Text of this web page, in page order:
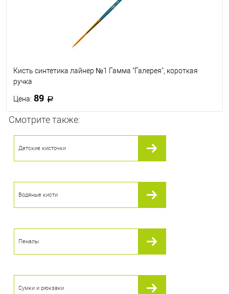
Кисть синтетика лайнер №1 Гамма "Галерея", короткая
ручка
Цена: 89
В наличии
Смотрите также:
Детские кисточки
Водяные кисти
Пеналы
Сумки и рюкзаки